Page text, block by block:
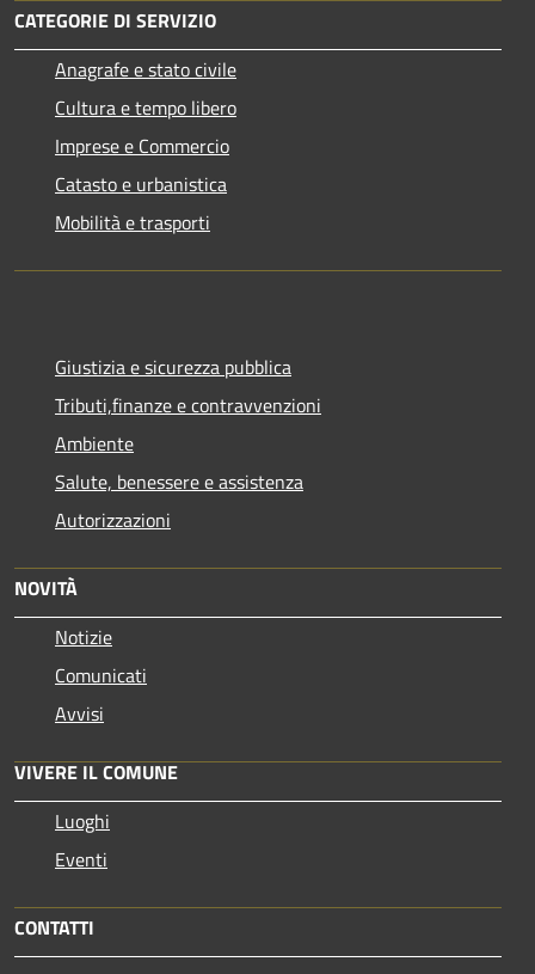
CATEGORIE DI SERVIZIO
Anagrafe e stato civile
Cultura e tempo libero
Imprese e Commercio
Catasto e urbanistica
Mobilità e trasporti
Giustizia e sicurezza pubblica
Tributi,finanze e contravvenzioni
Ambiente
Salute, benessere e assistenza
Autorizzazioni
NOVITÀ
Notizie
Comunicati
Avvisi
VIVERE IL COMUNE
Luoghi
Eventi
CONTATTI